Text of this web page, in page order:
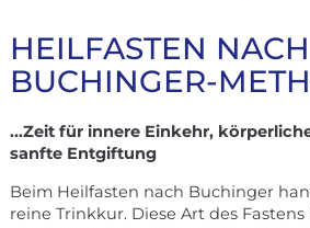
HEILFASTEN
BUCHINGER-
...Zeit für innere Einkehr,
sanfte Entgiftung
Beim Heilfasten nach Buchinger
reine Trinkkur. Diese Art des